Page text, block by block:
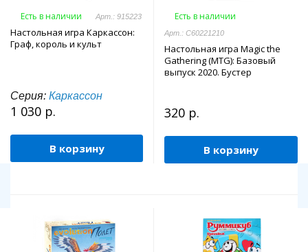
Есть в наличии Арт.: 915223
Настольная игра Каркассон:
Граф, король и культ
Серия: Каркассон
1 030 р.
В корзину
Есть в наличии
Арт.: C60221210
Настольная игра Magic the
Gathering (MTG): Базовый
выпуск 2020. Бустер
320 р.
В корзину